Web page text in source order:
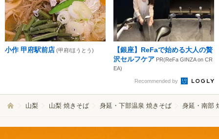
小作 甲府駅前店 (甲府/ほうとう)
【銀座】ReFaで始める大人の贅
沢セルフケア PR(ReFa GINZA on CR
EA)
Recommended by
山梨 山梨 焼きそば 身延・下部温泉 焼きそば 身延・南部